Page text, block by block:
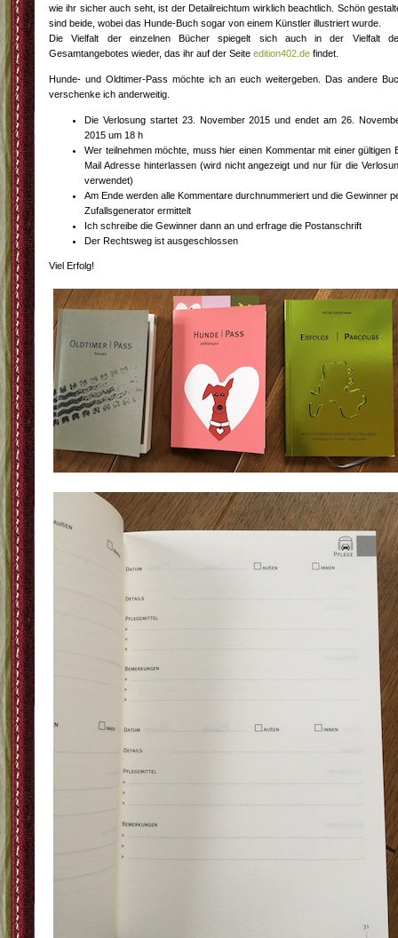
wie ihr sicher auch seht, ist der Detailreichtum wirklich beachtlich. Schön
sind beide, wobei das Hunde-Buch sogar von einem Künstler illustriert wurde.
Die Vielfalt der einzelnen Bücher spiegelt sich auch in der Vielfalt
Gesamtangebotes wieder, das ihr auf der Seite edition402.de findet.
Hunde- und Oldtimer-Pass möchte ich an euch weitergeben. Das andere
verschenke ich anderweitig.
Die Verlosung startet 23. November 2015 und endet am 26.
2015 um 18 h
Wer teilnehmen möchte, muss hier einen Kommentar mit einer gültigen
Mail Adresse hinterlassen (wird nicht angezeigt und nur für die
verwendet)
Am Ende werden alle Kommentare durchnummeriert und die Gewinner
Zufallsgenerator ermittelt
Ich schreibe die Gewinner dann an und erfrage die Postanschrift
Der Rechtsweg ist ausgeschlossen
Viel Erfolg!